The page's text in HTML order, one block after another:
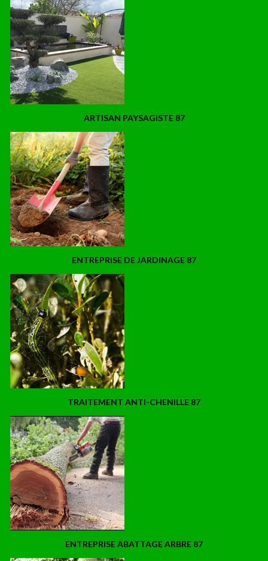
ARTISAN PAYSAGISTE 87
ENTREPRISE DE JARDINAGE 87
TRAITEMENT ANTI-CHENILLE 87
ENTREPRISE ABATTAGE ARBRE 87